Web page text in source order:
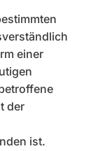
einer
der
ist.